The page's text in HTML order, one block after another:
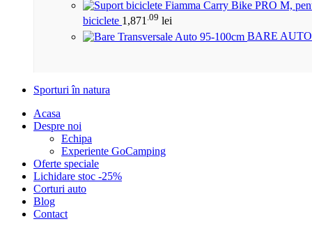
biciclete 1,871 .09 lei
BARE
Sporturi în natura
Acasa
Despre noi
Echipa
Experiente GoCamping
Oferte speciale
Lichidare stoc -25%
Corturi auto
Blog
Contact